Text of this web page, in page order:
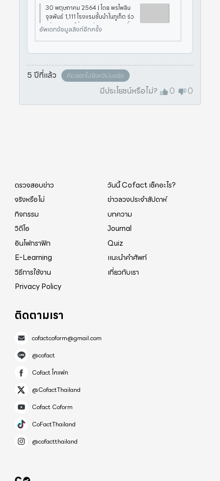
30 พฤษภาคม 2564 | โดย พรไพลิน
จุลพันธ์ 1,111 โรงแรมชั้นนำในภูเก็ต ร่ว
มกับเดลิเวอร์ริ่ง เอเชีย คอมมิวนิเคชั่น
ส์ เปิดตัวแคมเปญการตลาดและการป
ระชาสัมพันธ์ในยุโรป ตอบรับโมเดล “ภูเ
ก็ต แซนด์บ็อกซ์” ยืนย
อัพเดทข้อมูลลิงก์อีกครั้ง
5 ปีที่แล้ว คัดลอกไปยังคลิปบอร์ด
มีประโยชน์หรือไม่? 0 0
ตรวจสอบข่าว
วันนี้ Cofact เช็คอะไร?
จริงหรือไม่
ข่าวลวงประจำสัปดาห์
กิจกรรม
บทความ
วิดีโอ
Journal
อินโฟกราฟิก
Quiz
E-Learning
แนะนำคำศัพท์
วิธีการใช้งาน
เกี่ยวกับเรา
Privacy Policy
ติดตามเรา
cofactcoform@gmail.com
@cofact
Cofact โคแฟค
@CofactThailand
Cofact Coform
CoFactThailand
@cofactthailand